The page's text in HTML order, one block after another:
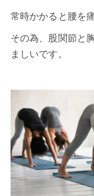
常時かかると腰を
その為、股関節と
ましいです。